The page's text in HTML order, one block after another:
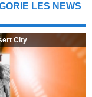
LES NEWS
City